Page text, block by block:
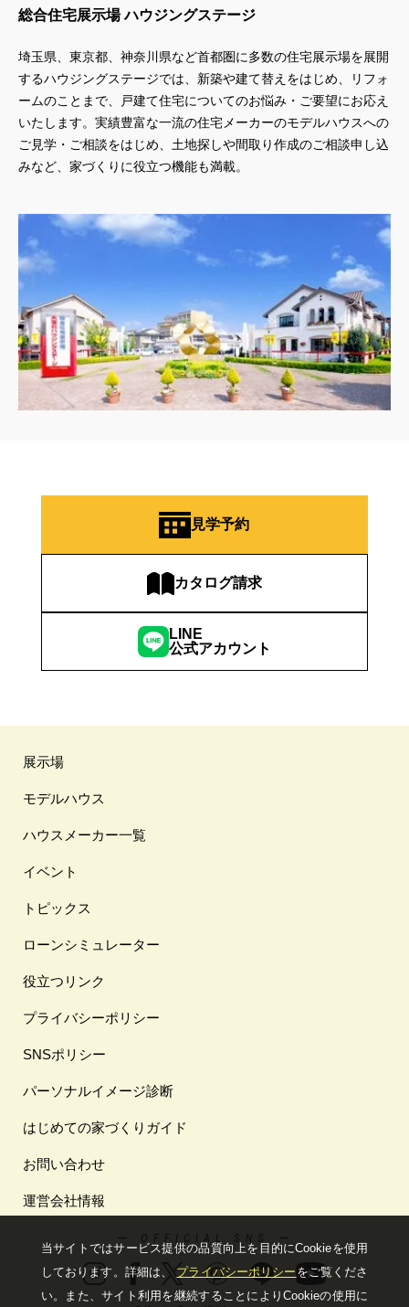
総合住宅展示場 ハウジングステージ
埼玉県、東京都、神奈川県など首都圏に多数の住宅展示場を展開
するハウジングステージでは、新築や建て替えをはじめ、リフォ
ームのことまで、戸建て住宅についてのお悩み・ご要望にお応え
いたします。実績豊富な一流の住宅メーカーのモデルハウスへの
ご見学・ご相談をはじめ、土地探しや間取り作成のご相談申し込
みなど、家づくりに役立つ機能も満載。
見学予約
カタログ請求
LINE
公式アカウント
展示場
モデルハウス
ハウスメーカー一覧
イベント
トピックス
ローンシミュレーター
役立つリンク
プライバシーポリシー
SNSポリシー
パーソナルイメージ診断
はじめての家づくりガイド
お問い合わせ
運営会社情報
ー OFFICIAL SNS ー
当サイトではサービス提供の品質向上を⽬的にCookieを使⽤
しております。詳細は、プライバシーポリシー をご覧くださ
い。
また、サイト利⽤を継続することによりCookieの使⽤に